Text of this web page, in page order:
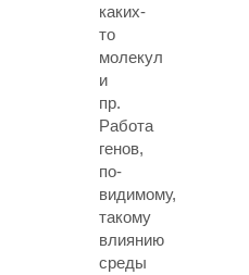
каких-
то
молекул
и
пр.
Работа
генов,
по-
видимому,
такому
влиянию
среды